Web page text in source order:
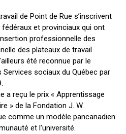
de Point de Rue s’inscrivent
et provinciaux qui ont
professionnelle des
des plateaux de travail
été reconnue par le
sociaux du Québec par
a reçu le prix « Apprentissage
» de la Fondation J. W.
comme un modèle pancanadien
et l’université.